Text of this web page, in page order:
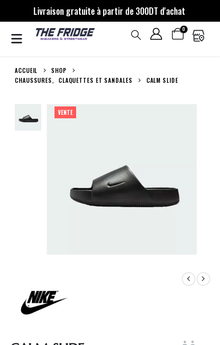
Livraison gratuite à partir de 300DT d'achat
0
ACCUEIL
SHOP
CHAUSSURES, CLAQUETTES ET SANDALES CALM SLIDE
VENTE